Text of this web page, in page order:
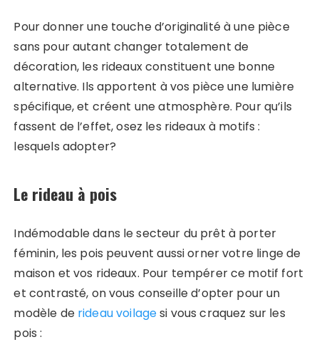
Pour donner une touche d’originalité à une pièce
sans pour autant changer totalement de
décoration, les rideaux constituent une bonne
alternative. Ils apportent à vos pièce une lumière
spécifique, et créent une atmosphère. Pour qu’ils
fassent de l’effet, osez les rideaux à motifs :
lesquels adopter?
Le rideau à pois
Indémodable dans le secteur du prêt à porter
féminin, les pois peuvent aussi orner votre linge de
maison et vos rideaux. Pour tempérer ce motif fort
et contrasté, on vous conseille d’opter pour un
modèle de rideau voilagesi vous craquez sur les
pois :